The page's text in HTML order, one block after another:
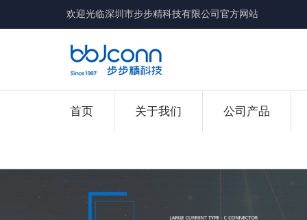
欢迎光临深圳市步步精科技有限公司官方网站
首页 关于我们 公司产品